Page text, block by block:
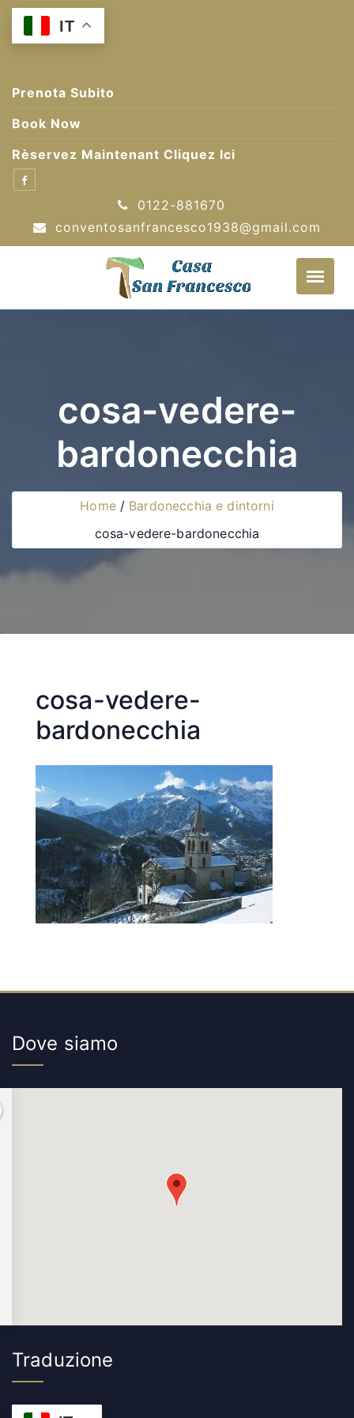
Skip
IT
Prenota Subito
Book Now
Rèservez Maintenant Cliquez Ici
0122-881670
conventosanfrancesco1938@gmail.com
cosa-vedere-
bardonecchia
Home
Bardonecchia e dintorni
cosa-vedere-bardonecchia
cosa-vedere-
bardonecchia
Dove siamo
Traduzione